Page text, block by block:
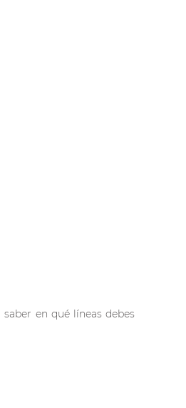
en qué líneas debes